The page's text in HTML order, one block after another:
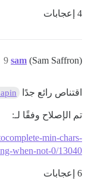
4 إعجابات
sam (Sam Saffron)
9
اقتناص رائع جدًا
تم الإصلاح وفقًا لـ:
min-chars-
when-not-0/13040
6 إعجابات